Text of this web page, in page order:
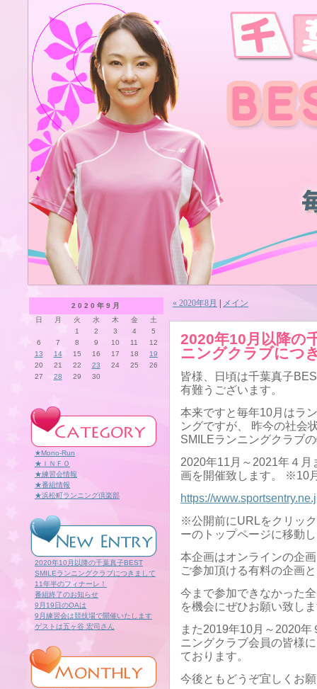
2020年9月
日
月 火 水 木 金
土
1
2 3 4
5
6
7 8 9 10 11
12
13
14 15 16 17 18
19
20
21 22 23 24 25
26
27
28 29 30
★Mono-Run
★ＩＮＦＯ
★練習会情報
★番組情報
★浜松町ランニング倶楽部
2020年10月以降の千葉真子BEST
SMILEランニングクラブにつきまして
11年半のフィナーレ！
番組終了のお知らせ
9月19日のOAは
9月練習会は競技場で開催いたします
ゲストは五ヶ谷 宏司さん
« 2020年8月 メイン
2020年10月以降の
ニングクラブにつ
皆様、日頃は千葉真子
有難うございます。
本来ですと毎年10月はラ
ングですが、 昨今の社会
SMILEランニングクラブ
2020年11月～2021年４
画を開催致します。 ※10
https://
※公開前にURLをクリッ
ーのトップページに移動
本企画はオンラインの企
ご参加頂ける有料の企画
今まで参加できなかった
を機会にぜひお願い致し
また2019年10月～2020
ニングクラブ会員の皆様
ております。
今後ともどうぞ宜しくお